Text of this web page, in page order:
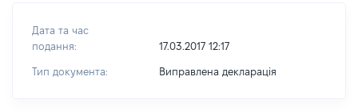
Дата та час
подання:
17.03.2017 12:17
Тип документа: Виправлена декларація